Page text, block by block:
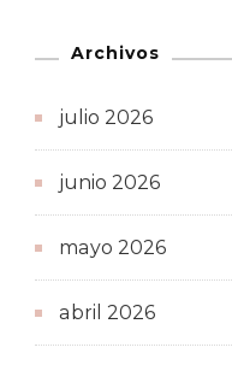
Archivos
julio 2026
junio 2026
mayo 2026
abril 2026